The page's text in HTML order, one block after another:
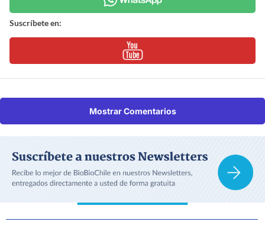
Suscríbete en:
Mostrar Comentarios